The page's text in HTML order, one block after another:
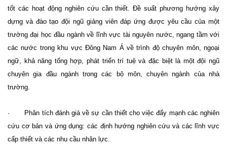
tốt các hoạt động nghiên cứu cần thiết. Đề suất phương hướng xây
dựng và đào tạo đội ngũ giảng viên đáp ứng được yêu cầu của một
trường đại học đầu ngành về lĩnh vực tài nguyên nước, ngang tầm với
các nước trong khu vực Đông Nam Á về trình độ chuyên môn, ngoại
ngữ, khả năng tổng hợp, phát triển trí tuệ và đặc biệt là một đội ngũ
chuyên gia đầu ngành trong các bộ môn, chuyên ngành của nhà
trường.
· Phân tích đánh giá về sự cần thiết cho việc đẩy mạnh các nghiên
cứu cơ bản và ứng dụng: các định hướng nghiên cứu và các lĩnh vực
cấp thiết và các nhu cầu nhân lực.